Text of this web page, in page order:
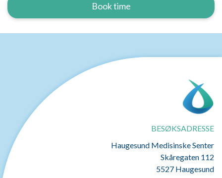
Book time
BESØKSADRESSE
Haugesund Medisinske Senter
Skåregaten 112
5527 Haugesund